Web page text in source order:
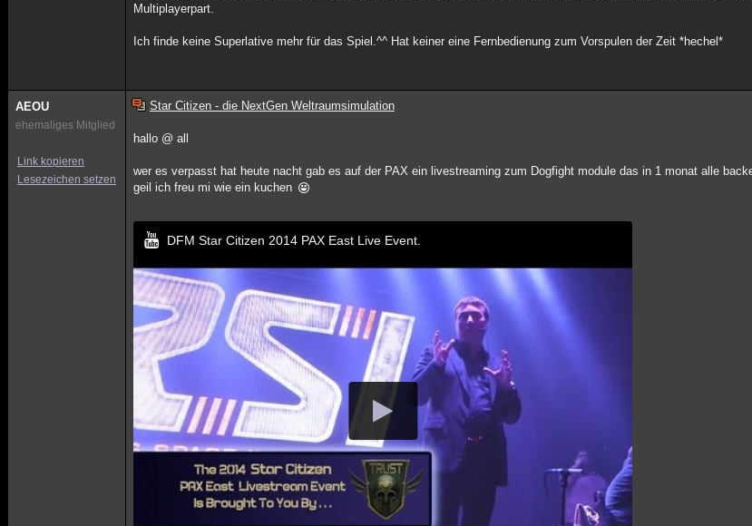
Multiplayerpart.
Ich finde keine Superlative mehr für das Spiel.^^ Hat keiner eine Fernbedienung zum Vorspulen der Zeit *hechel*
AEOU
ehemaliges Mitglied
Link kopieren
Lesezeichen setzen
Star Citizen - die NextGen Weltraumsimulation
hallo @ all
wer es verpasst hat heute nacht gab es auf der PAX ein livestreaming zum Dogfight module das in 1 monat alle
geil ich freu mi wie ein kuchen
DFM Star Citizen 2014 PAX East Live Event.